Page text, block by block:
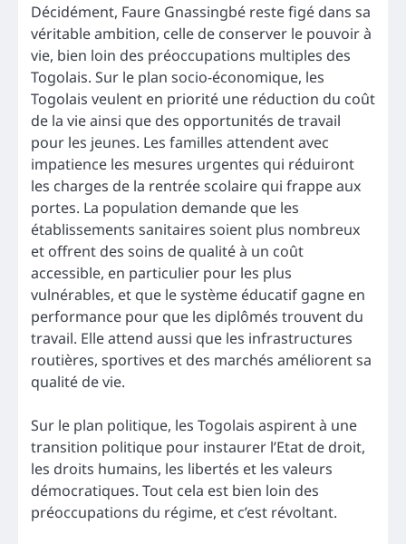
Décidément, Faure Gnassingbé reste figé dans sa
véritable ambition, celle de conserver le pouvoir à
vie, bien loin des préoccupations multiples des
Togolais. Sur le plan socio-économique, les
Togolais veulent en priorité une réduction du coût
de la vie ainsi que des opportunités de travail
pour les jeunes. Les familles attendent avec
impatience les mesures urgentes qui réduiront
les charges de la rentrée scolaire qui frappe aux
portes. La population demande que les
établissements sanitaires soient plus nombreux
et offrent des soins de qualité à un coût
accessible, en particulier pour les plus
vulnérables, et que le système éducatif gagne en
performance pour que les diplômés trouvent du
travail. Elle attend aussi que les infrastructures
routières, sportives et des marchés améliorent sa
qualité de vie.
Sur le plan politique, les Togolais aspirent à une
transition politique pour instaurer l’Etat de droit,
les droits humains, les libertés et les valeurs
démocratiques. Tout cela est bien loin des
préoccupations du régime, et c’est révoltant.